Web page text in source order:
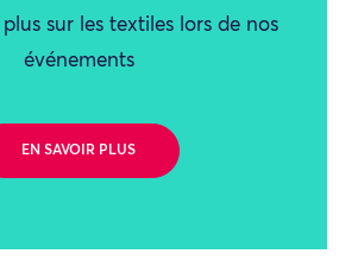
sur les textiles lors de nos
événements
EN SAVOIR PLUS